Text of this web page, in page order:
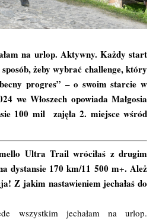
na urlop. Aktywny. Każdy start
żeby wybrać challenge, który
progres” – o swoim starcie w
we Włoszech opowiada Małgosia
100 mil zajęła 2. miejsce wśród
Ultra Trail wróciłaś z drugim
dystansie 170 km/11 500 m+. Ależ
Z jakim nastawieniem jechałaś do
wszystkim jechałam na urlop.